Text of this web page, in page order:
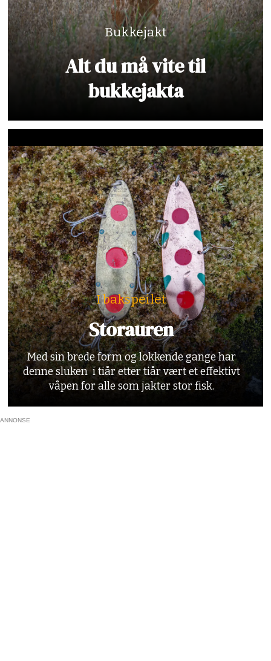
Bukkejakt
Alt du må vite til
bukkejakta
I bakspeilet
Storauren
Med sin brede form og lokkende gange har
denne sluken i tiår etter tiår vært et effektivt
våpen for alle som jakter stor fisk.
ANNONSE